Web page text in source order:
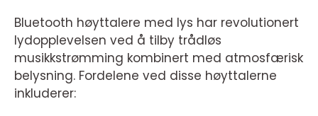
Bluetooth høyttalere med lys har revolutionert
lydopplevelsen ved å tilby trådløs
musikkstrømming kombinert med atmosfærisk
belysning. Fordelene ved disse høyttalerne
inkluderer: